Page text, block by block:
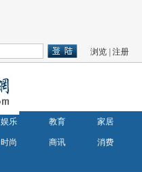
浏览 |注册
娱乐 教育 家居
时尚 商讯 消费